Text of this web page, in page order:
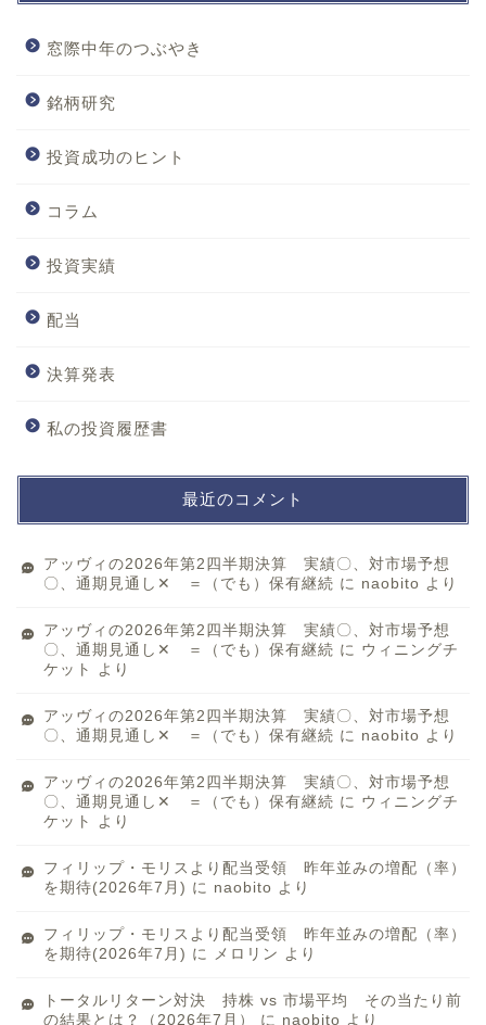
窓際中年のつぶやき
銘柄研究
投資成功のヒント
コラム
投資実績
配当
決算発表
私の投資履歴書
最近のコメント
アッヴィの2026年第2四半期決算 実績〇、対市場予想
〇、通期見通し✕ ＝（でも）保有継続 に naobito より
アッヴィの2026年第2四半期決算 実績〇、対市場予想
〇、通期見通し✕ ＝（でも）保有継続 に ウィニングチ
ケット
より
アッヴィの2026年第2四半期決算 実績〇、対市場予想
〇、通期見通し✕ ＝（でも）保有継続 に naobito より
アッヴィの2026年第2四半期決算 実績〇、対市場予想
〇、通期見通し✕ ＝（でも）保有継続 に ウィニングチ
ケット
より
フィリップ・モリスより配当受領 昨年並みの増配（率）
を期待(2026年7月) に naobito より
フィリップ・モリスより配当受領 昨年並みの増配（率）
を期待(2026年7月) に メロリン より
トータルリターン対決 持株 vs 市場平均 その当たり前
の結果とは？（2026年7月）
に naobito より